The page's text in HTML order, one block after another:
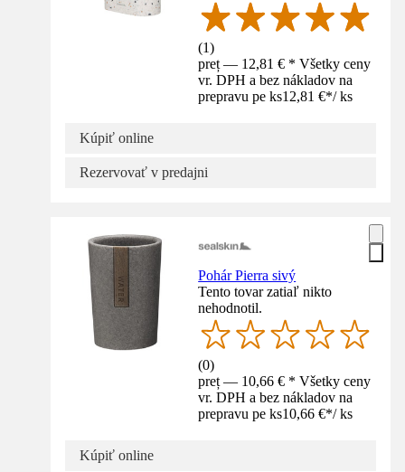
(1)
preț — 12,81 € * Všetky ceny
vr. DPH a bez nákladov na
prepravu pe ks12,81 €*/ ks
Kúpiť online
Rezervovať v predajni
Pohár Pierra sivý
Tento tovar zatiaľ nikto
nehodnotil.
(0)
preț — 10,66 € * Všetky ceny
vr. DPH a bez nákladov na
prepravu pe ks10,66 €*/ ks
Kúpiť online